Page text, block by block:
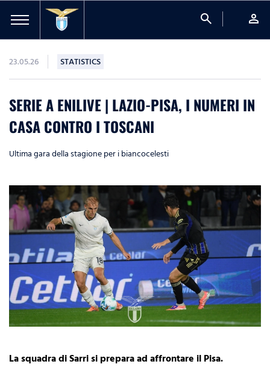
search person
23.05.26 STATISTICS
SERIE A ENILIVE | LAZIO-PISA, I NUMERI IN
CASA CONTRO I TOSCANI
Ultima gara della stagione per i biancocelesti
La squadra di Sarri si prepara ad affrontare il Pisa.